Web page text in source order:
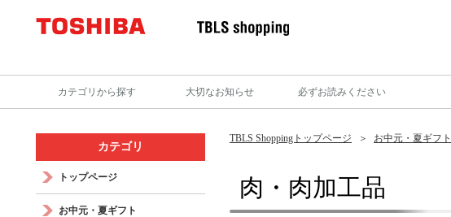
カテゴリから探す 大切なお知らせ 必ずお読みください
TBLS Shoppingトップページ お中元・夏ギフト
肉・肉加工品
カテゴリ
トップページ
お中元・夏ギフト